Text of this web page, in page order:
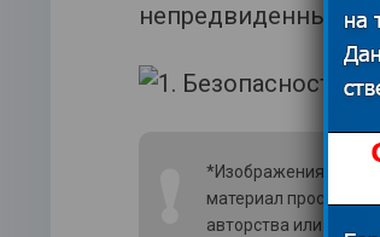
непредвиденных
*Изображения
материал просим
авторства или